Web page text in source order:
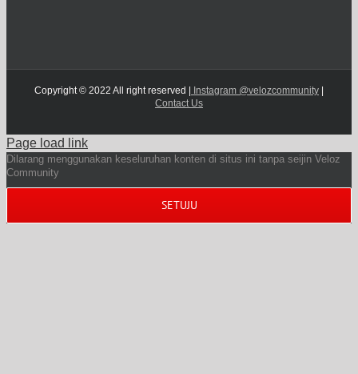
Copyright © 2022 All right reserved | Instagram @velozcommunity |
Contact Us
Page load link
Dilarang menggunakan keseluruhan konten di situs ini tanpa seijin Veloz
Community
SETUJU